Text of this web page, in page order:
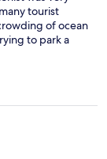
tourist
of ocean
to park a